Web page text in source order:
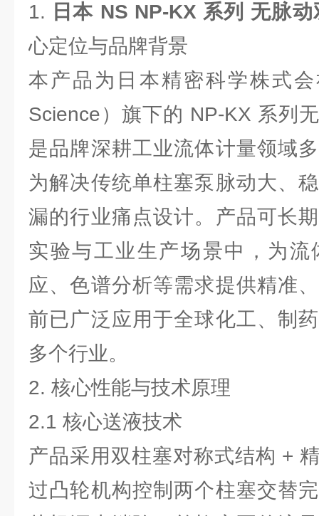
1. 日本 NS NP-KX 系列 无脉
心定位与品牌背景
本产品为日本精密科学株式
Science）旗下的 NP-KX 系列
是品牌深耕工业流体计量领域
为解决传统单柱塞泵脉动大、
漏的行业痛点设计。产品可长
实验与工业生产场景中，为
应、色谱分析等需求提供精准
前已广泛应用于全球化工、制
多个行业。
2. 核心性能与技术原理
2.1 核心送液技术
产品采用双柱塞对称式结构 +
过凸轮机构控制两个柱塞交替